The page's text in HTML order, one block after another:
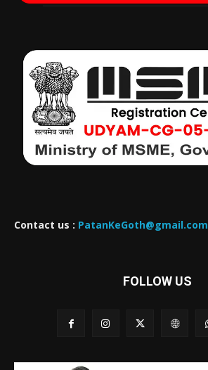
Contact us : PatanKeGoth@gmail.com
FOLLOW US